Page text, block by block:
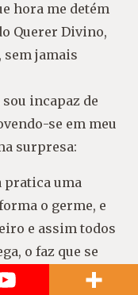
hora me detém
Querer Divino,
sem jamais
incapaz de
se em meu
surpresa:
pratica uma
o germe, e
e assim todos
o faz que se
frutos; se se